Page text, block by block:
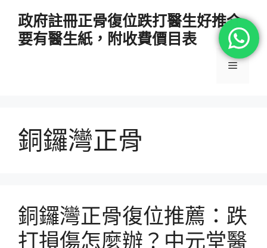
政府註冊正骨復位跌打醫生好推介
要有醫生紙，附收費價目表
選
銅鑼灣正骨
銅鑼灣正骨復位推薦：跌
打損傷怎麼辦？中元堂醫